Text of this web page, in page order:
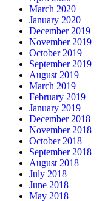
March 2020
January 2020
December 2019
November 2019
October 2019
September 2019
August 2019
March 2019
February 2019
January 2019
December 2018
November 2018
October 2018
September 2018
August 2018
July 2018
June 2018
May 2018